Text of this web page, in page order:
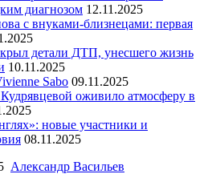
диагнозом 12.11.2025
с внуками-близнецами: первая
детали ДТП, унесшего жизнь
10.11.2025
Sabo 09.11.2025
оживило атмосферу в
новые участники и
08.11.2025
Александр Васильев